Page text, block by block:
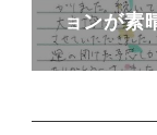
ョンが素